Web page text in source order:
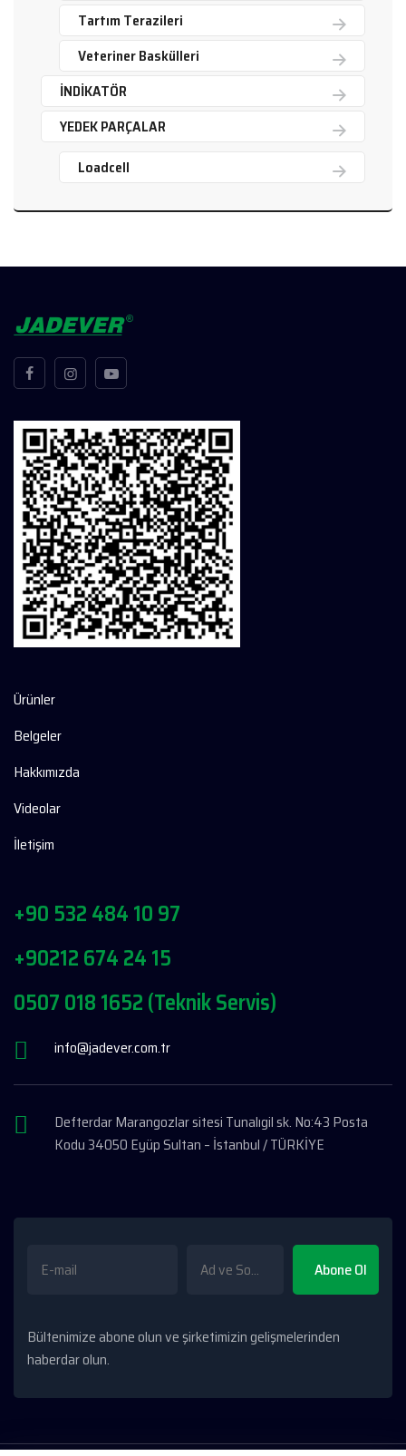
Tartım Terazileri
Veteriner Baskülleri
İNDİKATÖR
YEDEK PARÇALAR
Loadcell
Ürünler
Belgeler
Hakkımızda
Videolar
İletişim
+90 532 484 10 97
+90212 674 24 15
0507 018 1652 (Teknik Servis)
info@jadever.com.tr
Defterdar Marangozlar sitesi Tunalıgil sk. No:43 Posta
Kodu 34050 Eyüp Sultan – İstanbul / TÜRKİYE
Bültenimize abone olun ve şirketimizin gelişmelerinden
haberdar olun.
+90
0507